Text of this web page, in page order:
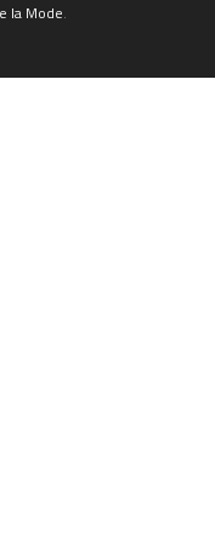
la Mode.